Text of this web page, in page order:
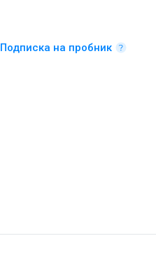
Подписка на пробник